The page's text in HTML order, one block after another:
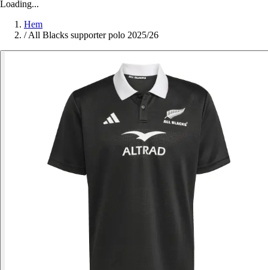
Loading...
Hem
/ All Blacks supporter polo 2025/26